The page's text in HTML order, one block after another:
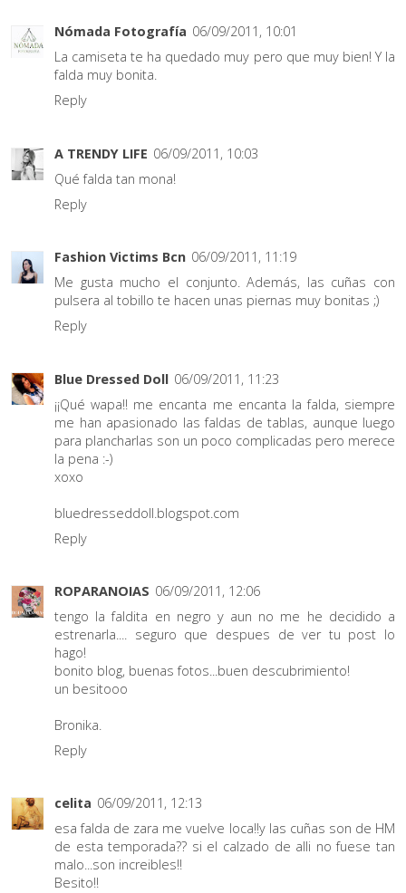
Nómada Fotografía 06/09/2011, 10:01
La camiseta te ha quedado muy pero que muy bien! Y la
falda muy bonita.
Reply
A TRENDY LIFE 06/09/2011, 10:03
Qué falda tan mona!
Reply
Fashion Victims Bcn 06/09/2011, 11:19
Me gusta mucho el conjunto. Además, las cuñas con
pulsera al tobillo te hacen unas piernas muy bonitas ;)
Reply
Blue Dressed Doll 06/09/2011, 11:23
¡¡Qué wapa!! me encanta me encanta la falda, siempre
me han apasionado las faldas de tablas, aunque luego
para plancharlas son un poco complicadas pero merece
la pena :-)
xoxo
bluedresseddoll.blogspot.com
Reply
ROPARANOIAS 06/09/2011, 12:06
tengo la faldita en negro y aun no me he decidido a
estrenarla.... seguro que despues de ver tu post lo
hago!
bonito blog, buenas fotos...buen descubrimiento!
un besitooo
Bronika.
Reply
celita 06/09/2011, 12:13
esa falda de zara me vuelve loca!!y las cuñas son de HM
de esta temporada?? si el calzado de alli no fuese tan
malo...son increibles!!
Besito!!